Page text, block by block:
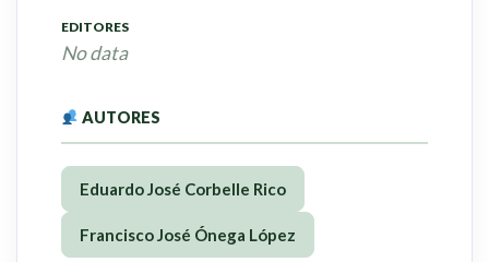
EDITORES
No data
AUTORES
Eduardo José Corbelle Rico
Francisco José Ónega López